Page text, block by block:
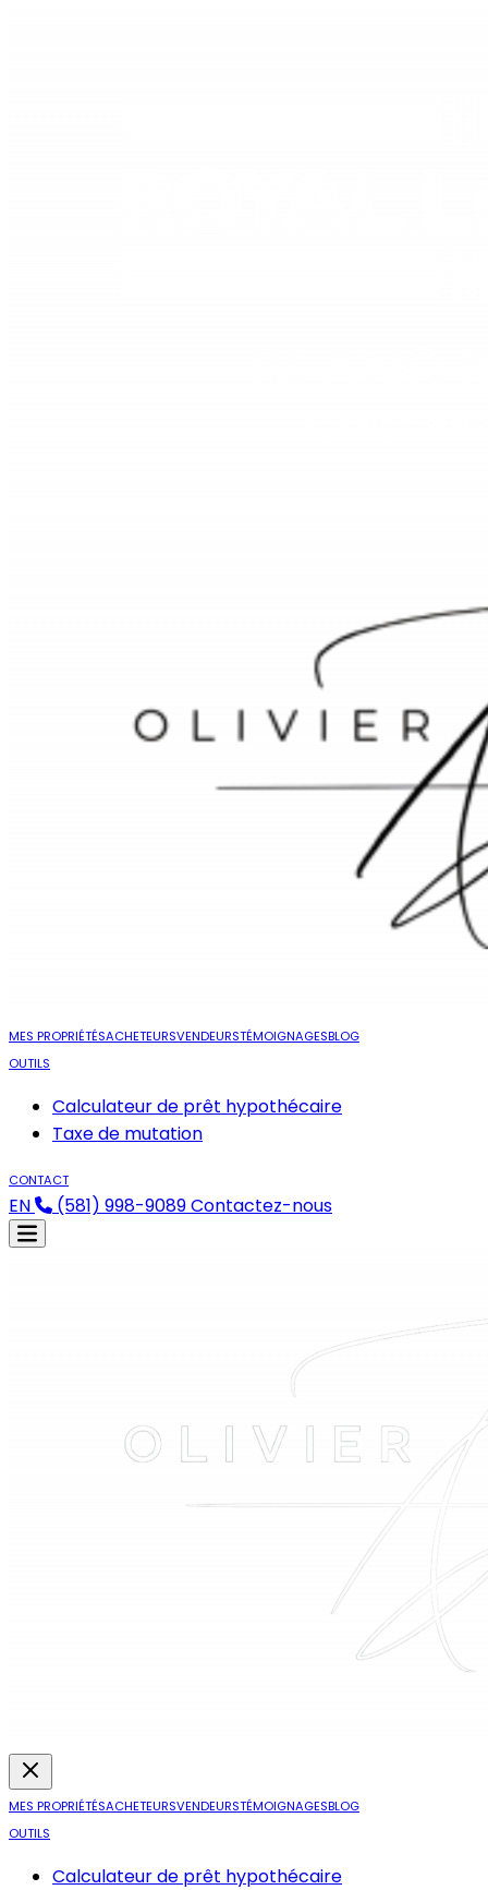
MES PROPRIÉTÉSACHETEURSVENDEURSTÉMOIGNAGESBLOG
OUTILS
Calculateur de prêt hypothécaire
Taxe de mutation
CONTACT
EN (581) 998-9089Contactez-nous
MES PROPRIÉTÉSACHETEURSVENDEURSTÉMOIGNAGESBLOG
OUTILS
Calculateur de prêt hypothécaire